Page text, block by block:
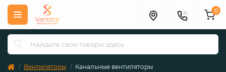
0
Вентиляторы Канальные вентиляторы